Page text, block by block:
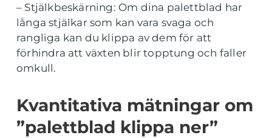
– Stjälkbeskärning: Om dina palettblad har
långa stjälkar som kan vara svaga och
rangliga kan du klippa av dem för att
förhindra att växten blir topptung och faller
omkull.
Kvantitativa mätningar om
”palettblad klippa ner”